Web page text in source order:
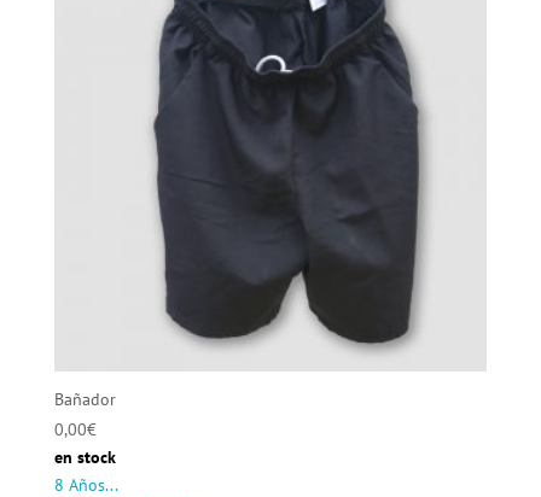
Bañador
0,00€
en stock
8 Años...